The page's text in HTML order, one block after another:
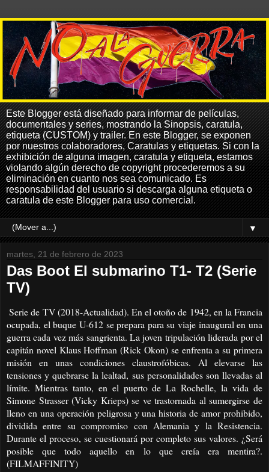
Este Blogger está diseñado para informar de películas,
documentales y series, mostrando la Sinopsis, caratula,
etiqueta (CUSTOM) y trailer. En este Blogger, se exponen
por nuestros colaboradores, Caratulas y etiquetas. Si con la
exhibición de alguna imagen, caratula y etiqueta, estamos
violando algún derecho de copyright procederemos a su
eliminación en cuanto nos sea comunicado. Es
responsabilidad del usuario si descarga alguna etiqueta o
caratula de este Blogger para uso comercial.
▼
martes, 21 de febrero de 2023
Das Boot El submarino T1- T2 (Serie
TV)
Serie de TV (2018-Actualidad). En el otoño de 1942, en la Francia
ocupada, el buque U-612 se prepara para su viaje inaugural en una
guerra cada vez más sangrienta. La joven tripulación liderada por el
capitán novel Klaus Hoffman (Rick Okon) se enfrenta a su primera
misión en unas condiciones claustrofóbicas. Al elevarse las
tensiones y quebrarse la lealtad, sus personalidades son llevadas al
límite. Mientras tanto, en el puerto de La Rochelle, la vida de
Simone Strasser (Vicky Krieps) se ve trastornada al sumergirse de
lleno en una operación peligrosa y una historia de amor prohibido,
dividida entre su compromiso con Alemania y la Resistencia.
Durante el proceso, se cuestionará por completo sus valores. ¿Será
posible que todo aquello en lo que creía era mentira?.
(FILMAFFINITY)